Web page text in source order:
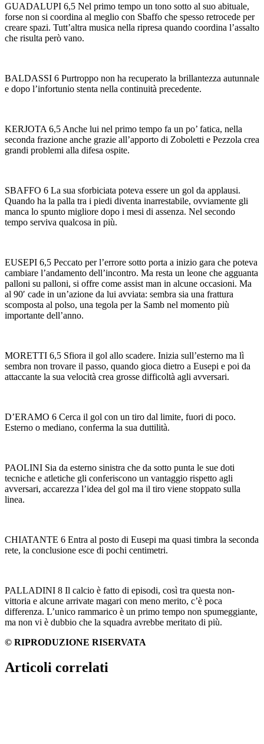
GUADALUPI 6,5 Nel primo tempo un tono sotto al suo abituale,
forse non si coordina al meglio con Sbaffo che spesso retrocede per
creare spazi. Tutt’altra musica nella ripresa quando coordina l’assalto
che risulta però vano.
BALDASSI 6 Purtroppo non ha recuperato la brillantezza autunnale
e dopo l’infortunio stenta nella continuità precedente.
KERJOTA 6,5 Anche lui nel primo tempo fa un po’ fatica, nella
seconda frazione anche grazie all’apporto di Zoboletti e Pezzola crea
grandi problemi alla difesa ospite.
SBAFFO 6 La sua sforbiciata poteva essere un gol da applausi.
Quando ha la palla tra i piedi diventa inarrestabile, ovviamente gli
manca lo spunto migliore dopo i mesi di assenza. Nel secondo
tempo serviva qualcosa in più.
EUSEPI 6,5 Peccato per l’errore sotto porta a inizio gara che poteva
cambiare l’andamento dell’incontro. Ma resta un leone che agguanta
palloni su palloni, si offre come assist man in alcune occasioni. Ma
al 90′ cade in un’azione da lui avviata: sembra sia una frattura
scomposta al polso, una tegola per la Samb nel momento più
importante dell’anno.
MORETTI 6,5 Sfiora il gol allo scadere. Inizia sull’esterno ma lì
sembra non trovare il passo, quando gioca dietro a Eusepi e poi da
attaccante la sua velocità crea grosse difficoltà agli avversari.
D’ERAMO 6 Cerca il gol con un tiro dal limite, fuori di poco.
Esterno o mediano, conferma la sua duttilità.
PAOLINI Sia da esterno sinistra che da sotto punta le sue doti
tecniche e atletiche gli conferiscono un vantaggio rispetto agli
avversari, accarezza l’idea del gol ma il tiro viene stoppato sulla
linea.
CHIATANTE 6 Entra al posto di Eusepi ma quasi timbra la seconda
rete, la conclusione esce di pochi centimetri.
PALLADINI 8 Il calcio è fatto di episodi, così tra questa non-
vittoria e alcune arrivate magari con meno merito, c’è poca
differenza. L’unico rammarico è un primo tempo non spumeggiante,
ma non vi è dubbio che la squadra avrebbe meritato di più.
© RIPRODUZIONE RISERVATA
Articoli correlati